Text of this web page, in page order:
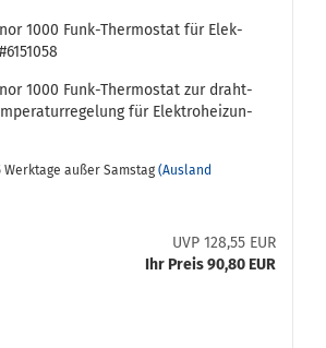
1000 Funk-​Ther­mo­stat für Elek­
1000 Funk-​Thermostat zur draht­
für Elek­tro­hei­zun­
Werktage außer Samstag (Ausland
UVP 128,55 EUR
Ihr Preis 90,80 EUR